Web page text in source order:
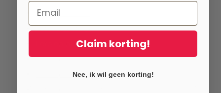
Fotoafdrukken
Fotovergrotingen
Foto op plexiglas (acrylglas)
Foto op aluminium
Foto op canvas
Claim korting!
Nee, ik wil geen korting!